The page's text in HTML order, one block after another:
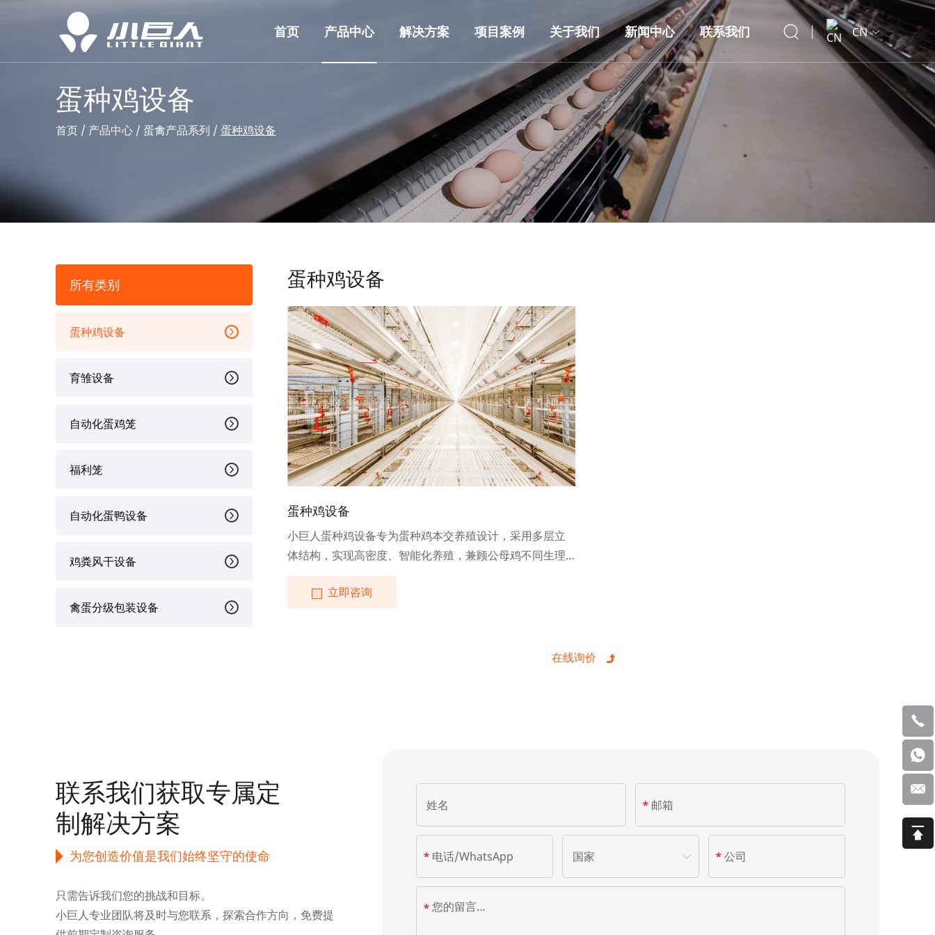
首页 产品中心 解决方案 项目案例 关于我们 新闻中心 联系我们 CN
蛋种鸡设备
首页 / 产品中心 / 蛋禽产品系列 / 蛋种鸡设备
所有类别
蛋种鸡设备
育雏设备
自动化蛋鸡笼
福利笼
自动化蛋鸭设备
鸡粪风干设备
禽蛋分级包装设备
蛋种鸡设备
蛋种鸡设备
小巨人蛋种鸡设备专为蛋种鸡本交养殖设计，采用多层立
体结构，实现高密度、智能化养殖，兼顾公母鸡不同生理
需求，显著提升受精率与生产管理效率。
立即咨询
联系我们获取专属定
制解决方案
为您创造价值是我们始终坚守的使命
只需告诉我们您的挑战和目标。
小巨人专业团队将及时与您联系，探索合作方向，免费提
Privacy Policy Cookie Settings
Deny
Powered by Usercentrics Consent Management
8
0
8
5